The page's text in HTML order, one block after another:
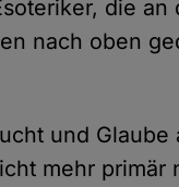
die
nach oben
und
mehr primär